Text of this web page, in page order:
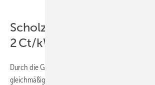
Scholz nennt
2 Ct/kWh für die Gas-
Durch die Gas-Umlage werden die Gaskunden
gleichmäßig. Sie würde alle nicht privilegierten